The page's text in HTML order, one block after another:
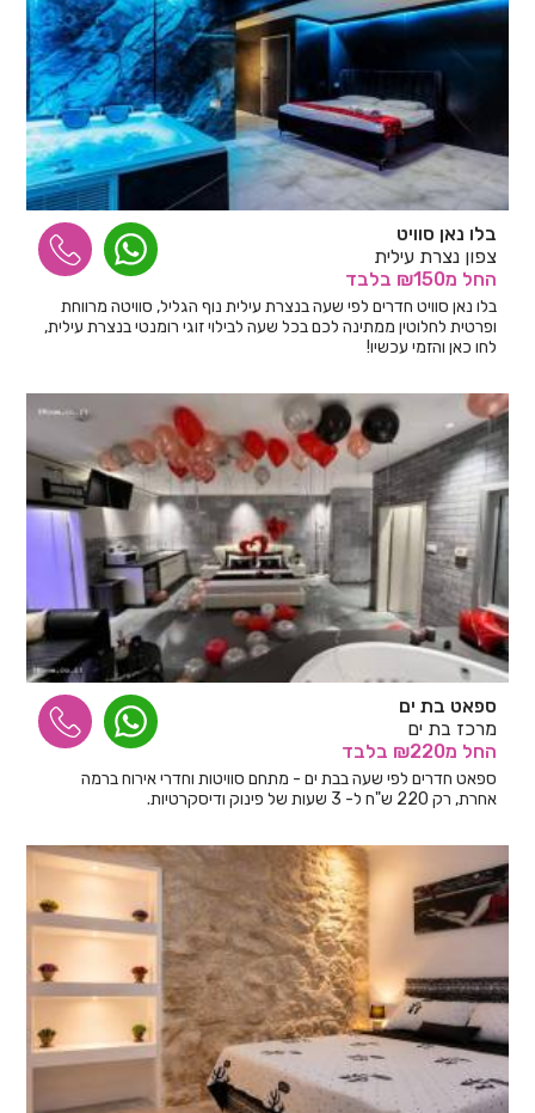
בלו נאן סוויט
צפון נצרת עילית
החל מ₪150 בלבד
בלו נאן סוויט חדרים לפי שעה בנצרת עילית נוף הגליל, סוויטה מרווחת
ופרטית לחלוטין ממתינה לכם בכל שעה לבילוי זוגי רומנטי בנצרת עילית,
לחו כאן והזמי עכשיו!
ספאט בת ים
מרכז בת ים
החל מ₪220 בלבד
ספאט חדרים לפי שעה בבת ים - מתחם סוויטות וחדרי אירוח ברמה
אחרת, רק 220 ש"ח ל- 3 שעות של פינוק ודיסקרטיות.